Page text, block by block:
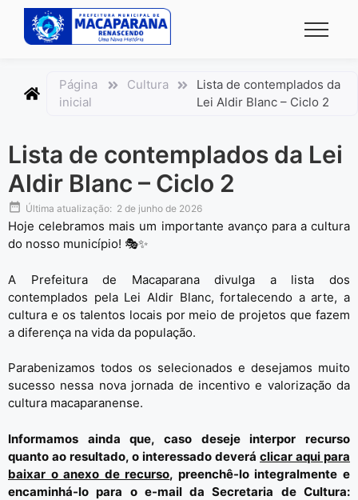
conteúdo
Página
inicial
Cultura
Lista de contemplados da
Lei Aldir Blanc – Ciclo 2
Lista de contemplados da Lei
Aldir Blanc – Ciclo 2
Última atualização: 2 de junho de 2026
Hoje celebramos mais um importante avanço para a cultura
do nosso município! 🎭✨
A Prefeitura de Macaparana divulga a lista dos
contemplados pela Lei Aldir Blanc, fortalecendo a arte, a
cultura e os talentos locais por meio de projetos que fazem
a diferença na vida da população.
Parabenizamos todos os selecionados e desejamos muito
sucesso nessa nova jornada de incentivo e valorização da
cultura macaparanense.
Informamos ainda que, caso deseje interpor recurso
quanto ao resultado, o interessado deverá clicar aqui para
baixar o anexo de recurso, preenchê-lo integralmente e
encaminhá-lo para o e-mail da Secretaria de Cultura: